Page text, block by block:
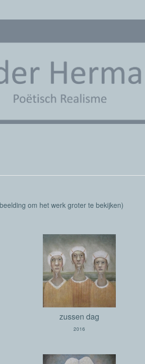
om het werk groter te bekijken)
zussen dag
2016